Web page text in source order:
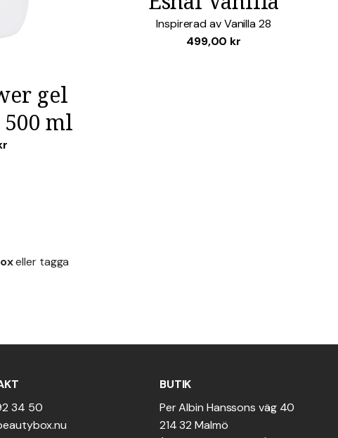
gel
ml
Inspirerad avVanilla 28
499,00 kr
eller tagga
34 50
BUTIK
Per Albin Hanssons väg 40
214 32 Malmö